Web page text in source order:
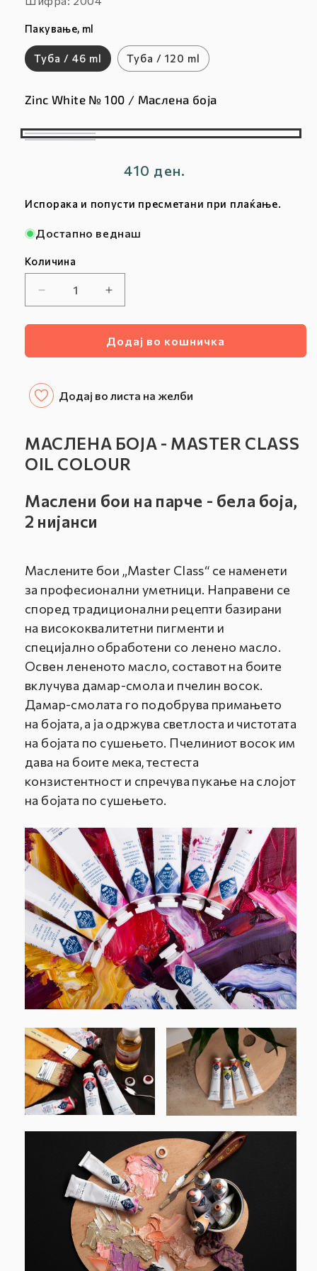
Пакување, ml
Туба / 46 ml Туба / 120 ml
Zinc White № 100 / Маслена боја
Zinc
100
Маслена
боја
101
/
боја
Редовна
410 ден.
Испорака и попусти пресметани при плаќање.
Достапно веднаш
Количина
Намалете
количината
МАСЛЕНИ
-
MASTER
-
БЕЛА
БОЈА
2
НИЈАНСИ
Зголемете
количината
за
МАСЛЕНИ
-
БЕЛА
БОЈА
2
Додај во кошничка
Додај во листа на желби
МАСЛЕНА БОЈА - MASTER CLASS
OIL COLOUR
Маслени бои на парче - бела боја,
2 нијанси
Маслените бои „Master Class“ се наменети
за професионални уметници. Направени се
според традиционални рецепти базирани
на висококвалитетни пигменти и
специјално обработени со ленено масло.
Освен лененото масло, составот на боите
вклучува дамар-смола и пчелин восок.
Дамар-смолата го подобрува примањето
на бојата, а ја одржува светлоста и чистотата
на бојата по сушењето. Пчелиниот восок им
дава на боите мека, тестеста
конзистентност и спречува пукање на слојот
на бојата по сушењето.